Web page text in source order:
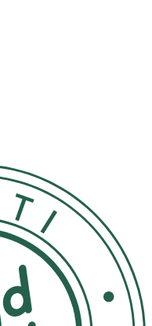
dag på väl rengjort
användandet
slemhinnor.
produkten används
i rumstemperatur, ej
25°C